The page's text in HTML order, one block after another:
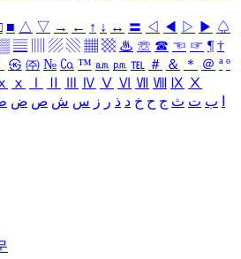
■ △ ▽ → ← ↑ ↓ ↔ 〓 ◁ ◀ ▷ ▶ ♤
▒ ▤ ▨ ▧ ▦ ▩ ♨ ☏ ☎ ☜ ☞ ¶ †
㉿ ㈜ № ㏇ ™ ㏂ ㏘ ℡ ＃ ＆ ＊ ＠ ª º
ⅹ Ⅳ Ⅴ Ⅵ Ⅶ Ⅷ Ⅸ Ⅹ
ب ت ث ج ح خ د ذ ر ز س ش ص ض